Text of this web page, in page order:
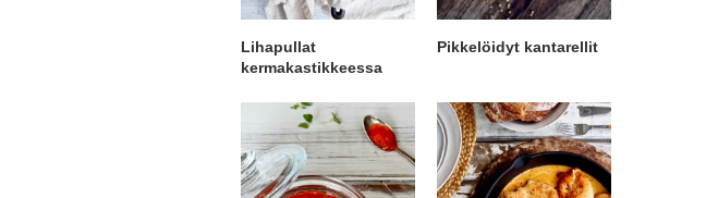
Lihapullat
kermakastikkeessa
Pikkelöidyt kantarellit